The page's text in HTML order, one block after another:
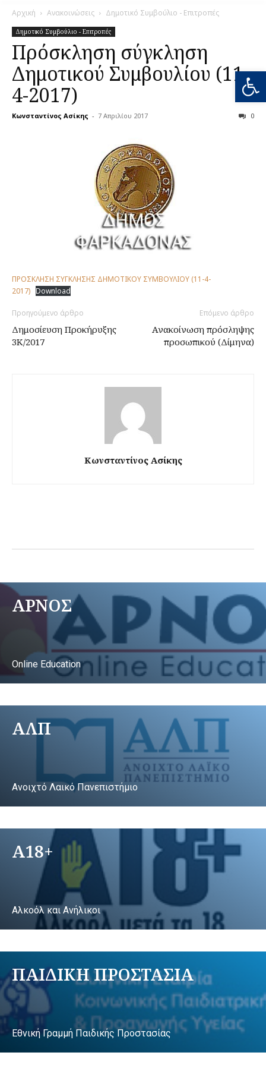
Αρχική Ανακοινώσεις Δημοτικό Συμβούλιο - Επιτροπές
Δημοτικό Συμβούλιο - Επιτροπές
Πρόσκληση σύγκληση
Δημοτικού Συμβουλίου (11-
4-2017)
Κωνσταντίνος Ασίκης - 7 Απριλίου 2017 0
ΠΡΟΣΚΛΗΣΗ ΣΥΓΚΛΗΣΗΣ ΔΗΜΟΤΙΚΟΥ ΣΥΜΒΟΥΛΙΟΥ (11-4-
2017) Download
Προηγούμενο άρθρο
Δημοσίευση Προκήρυξης
3Κ/2017
Επόμενο άρθρο
Ανακοίνωση πρόσληψης
προσωπικού (Δίμηνα)
Κωνσταντίνος Ασίκης
ΑΡΝΟΣ
Online Education
ΑΛΠ
Ανοιχτό Λαικό Πανεπιστήμιο
A18+
Αλκοόλ και Ανήλικοι
ΠΑΙΔΙΚΗ ΠΡΟΣΤΑΣΙΑ
Εθνική Γραμμή Παιδικής Προστασίας